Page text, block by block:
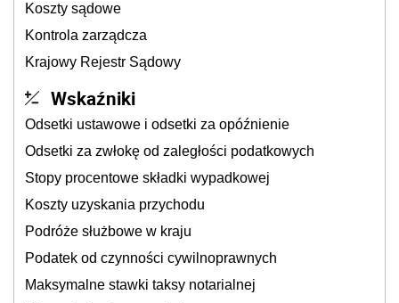
Koszty sądowe
Kontrola zarządcza
Krajowy Rejestr Sądowy
Wskaźniki
Odsetki ustawowe i odsetki za opóźnienie
Odsetki za zwłokę od zaległości podatkowych
Stopy procentowe składki wypadkowej
Koszty uzyskania przychodu
Podróże służbowe w kraju
Podatek od czynności cywilnoprawnych
Maksymalne stawki taksy notarialnej